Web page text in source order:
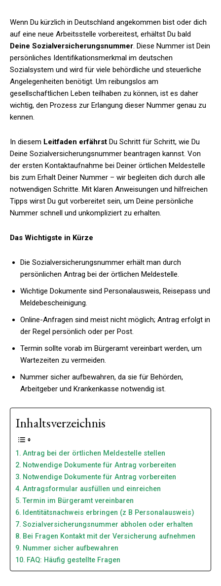
Wenn Du kürzlich in Deutschland angekommen bist oder dich
auf eine neue Arbeitsstelle vorbereitest, erhältst Du bald
Deine Sozialversicherungsnummer. Diese Nummer ist Dein
persönliches Identifikationsmerkmal im deutschen
Sozialsystem und wird für viele behördliche und steuerliche
Angelegenheiten benötigt. Um reibungslos am
gesellschaftlichen Leben teilhaben zu können, ist es daher
wichtig, den Prozess zur Erlangung dieser Nummer genau zu
kennen.
In diesem Leitfaden erfährst Du Schritt für Schritt, wie Du
Deine Sozialversicherungsnummer beantragen kannst. Von
der ersten Kontaktaufnahme bei Deiner örtlichen Meldestelle
bis zum Erhalt Deiner Nummer – wir begleiten dich durch alle
notwendigen Schritte. Mit klaren Anweisungen und hilfreichen
Tipps wirst Du gut vorbereitet sein, um Deine persönliche
Nummer schnell und unkompliziert zu erhalten.
Das Wichtigste in Kürze
Die Sozialversicherungsnummer erhält man durch
persönlichen Antrag bei der örtlichen Meldestelle.
Wichtige Dokumente sind Personalausweis, Reisepass und
Meldebescheinigung.
Online-Anfragen sind meist nicht möglich; Antrag erfolgt in
der Regel persönlich oder per Post.
Termin sollte vorab im Bürgeramt vereinbart werden, um
Wartezeiten zu vermeiden.
Nummer sicher aufbewahren, da sie für Behörden,
Arbeitgeber und Krankenkasse notwendig ist.
Inhaltsverzeichnis
Antrag bei der örtlichen Meldestelle stellen
Notwendige Dokumente für Antrag vorbereiten
Notwendige Dokumente für Antrag vorbereiten
Antragsformular ausfüllen und einreichen
Termin im Bürgeramt vereinbaren
Identitätsnachweis erbringen (z B Personalausweis)
Sozialversicherungsnummer abholen oder erhalten
Bei Fragen Kontakt mit der Versicherung aufnehmen
Nummer sicher aufbewahren
FAQ: Häufig gestellte Fragen